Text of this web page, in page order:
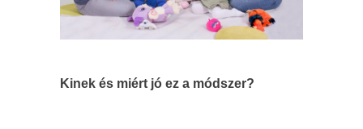
Kinek és miért jó ez a módszer?